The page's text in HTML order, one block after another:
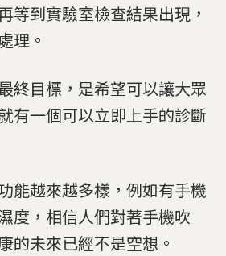
等到實驗室檢查結果出現，
理。
終目標，是希望可以讓大眾
有一個可以立即上手的診斷
能越來越多樣，例如有手機
度，相信人們對著手機吹
的未來已經不是空想。